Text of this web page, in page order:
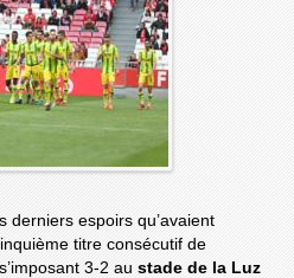
derniers espoirs qu’avaient
titre consécutif de
3-2 austade de la Luz